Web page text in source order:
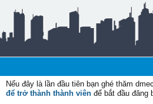
Nếu đây là lần đầu tiên bạn ghé thăm
để trở thành thành viên để bắt đầu đăng